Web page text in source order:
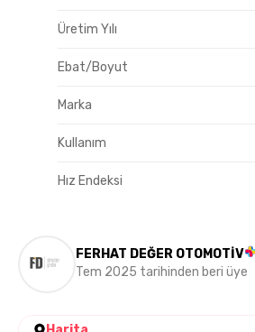
Üretim Yılı
Ebat/Boyut
Marka
Kullanım
Hız Endeksi
FERHAT DEĞER OTOMOTİV
Tem 2025 tarihinden beri üye